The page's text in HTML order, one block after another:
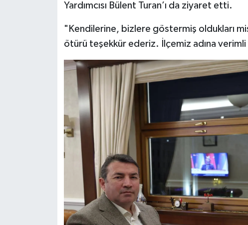
Yardımcısı Bülent Turan’ı da ziyaret etti.
"Kendilerine, bizlere göstermiş oldukları
ötürü teşekkür ederiz. İlçemiz adına